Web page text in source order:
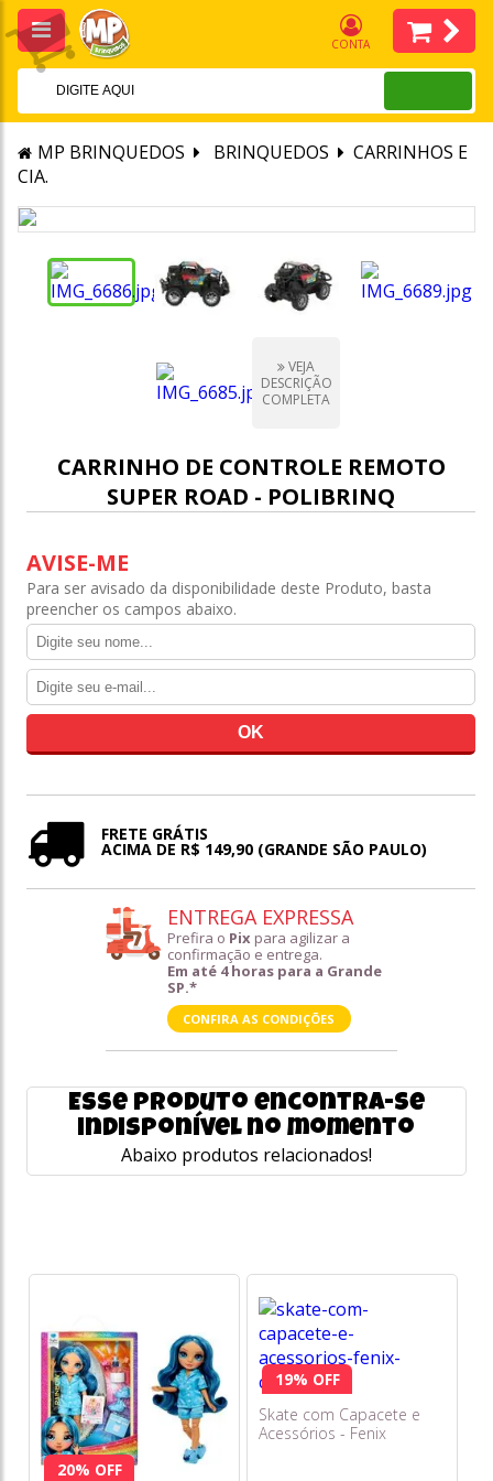
CONTA
MP BRINQUEDOS BRINQUEDOS
CARRINHOS E
CIA.
VEJA
DESCRIÇÃO
COMPLETA
CARRINHO DE CONTROLE REMOTO
SUPER ROAD - POLIBRINQ
AVISE-ME
Para ser avisado da disponibilidade deste Produto, basta
preencher os campos abaixo.
FRETE GRÁTIS
ACIMA DE R$ 149,90 (GRANDE SÃO PAULO)
ENTREGA EXPRESSA
Prefira o Pix para agilizar a
confirmação e entrega.
Em até 4 horas para a Grande
SP.*
CONFIRA AS CONDIÇÕES
Esse produto encontra-se
indisponível no momento
Abaixo produtos relacionados!
20% OFF
19% OFF
Skate com Capacete e
Acessórios - Fenix